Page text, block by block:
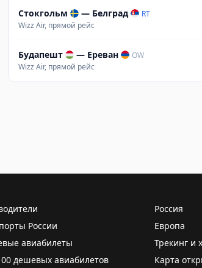
Стокгольм — Белград
RT
Wizz Air, прямой рейс
Будапешт — Ереван
OW
Wizz Air, прямой рейс
Россия
России
Европа
авиабилеты
Трекинг и
дешевых авиабилетов
Карта